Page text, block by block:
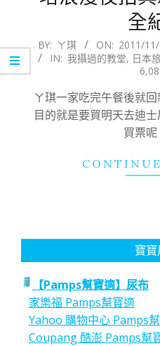
全
2011-
11-
BY: ㄚ琪 ON: 2011/
IN: 我攝過的教堂, 日本
ㄚ琪一家吃完午餐後就
目的就是要買明天去迪
買票呢
寶
【Pamps幫寶適】尿布
家樂福 Pamps幫寶適
Yahoo 購物中心 Pamps
Coupang 酷澎 Pamps幫